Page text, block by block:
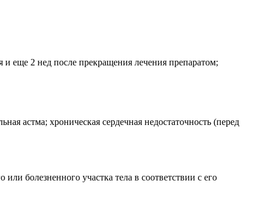
еще 2 нед после прекращения лечения препаратом;
астма; хроническая сердечная недостаточность (перед
болезненного участка тела в соответствии с его